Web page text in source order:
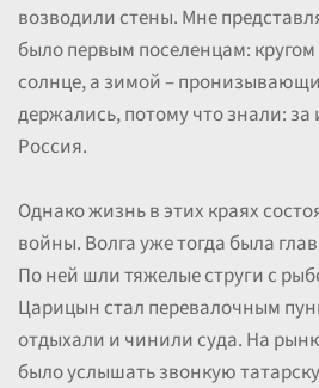
возводили стены. Мне
было первым поселенцам:
солнце, а зимой –
держались, потому что знали: за
Россия.
Однако жизнь в этих краях
войны. Волга уже тогда была
По ней шли тяжелые струги с
Царицын стал перевалочным
отдыхали и чинили суда. На
было услышать звонкую